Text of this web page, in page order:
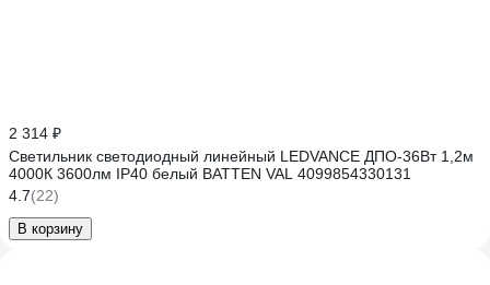
2 314 ₽
Светильник светодиодный линейный LEDVANCE ДПО-36Вт 1,2м
4000К 3600лм IP40 белый BATTEN VAL 4099854330131
4.7(22)
В корзину